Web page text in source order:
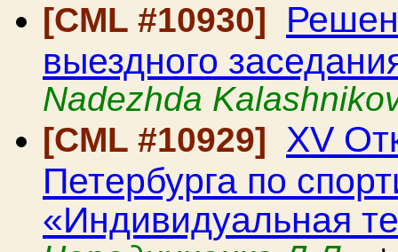
[CML #10930]
выездного
Nadezhda
[CML #10929]
XV
Петербурга по
«Индивидуальная